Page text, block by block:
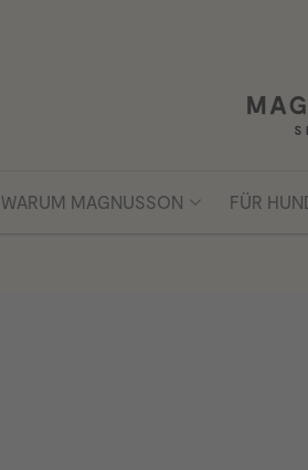
WARUM MAGNUSSON FÜR